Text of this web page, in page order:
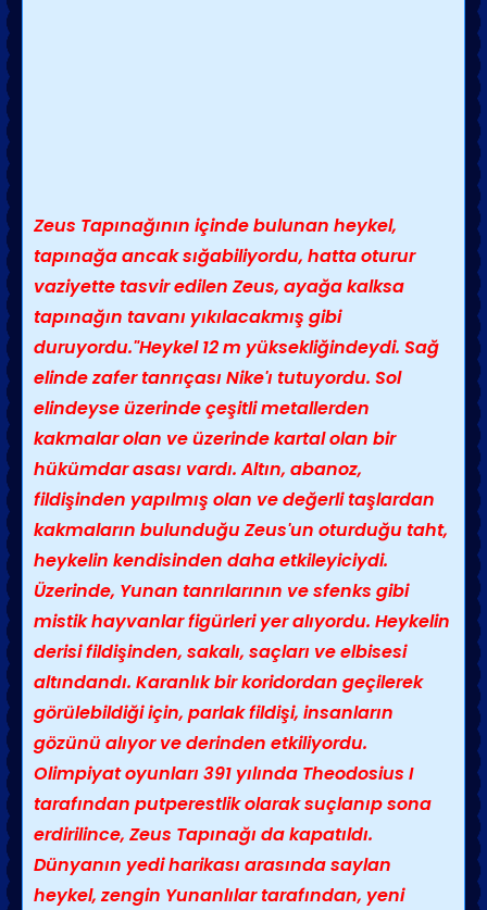
Zeus Tapınağının içinde bulunan heykel,
tapınağa ancak sığabiliyordu, hatta oturur
vaziyette tasvir edilen Zeus, ayağa kalksa
tapınağın tavanı yıkılacakmış gibi
duruyordu."Heykel 12 m yüksekliğindeydi. Sağ
elinde zafer tanrıçası Nike'ı tutuyordu. Sol
elindeyse üzerinde çeşitli metallerden
kakmalar olan ve üzerinde kartal olan bir
hükümdar asası vardı. Altın, abanoz,
fildişinden yapılmış olan ve değerli taşlardan
kakmaların bulunduğu Zeus'un oturduğu taht,
heykelin kendisinden daha etkileyiciydi.
Üzerinde, Yunan tanrılarının ve sfenks gibi
mistik hayvanlar figürleri yer alıyordu. Heykelin
derisi fildişinden, sakalı, saçları ve elbisesi
altındandı. Karanlık bir koridordan geçilerek
görülebildiği için, parlak fildişi, insanların
gözünü alıyor ve derinden etkiliyordu.
Olimpiyat oyunları 391 yılında Theodosius I
tarafından putperestlik olarak suçlanıp sona
erdirilince, Zeus Tapınağı da kapatıldı.
Dünyanın yedi harikası arasında saylan
heykel, zengin Yunanlılar tarafından, yeni